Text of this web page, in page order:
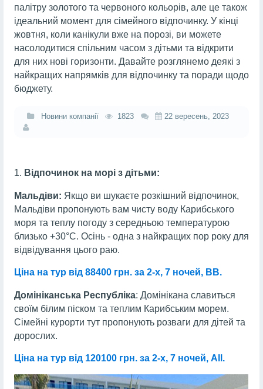
палітру золотого та червоного кольорів, але це також
ідеальний момент для сімейного відпочинку. У кінці
жовтня, коли канікули вже на порозі, ви можете
насолодитися спільним часом з дітьми та відкрити
для них нові горизонти. Давайте розглянемо деякі з
найкращих напрямків для відпочинку та поради щодо
бюджету.
Новини компанії 1823 22 вересень, 2023
Відпочинок на морі з дітьми:
Мальдіви: Якщо ви шукаєте розкішний відпочинок,
Мальдіви пропонують вам чисту воду Карибського
моря та теплу погоду з середньою температурою
близько +30°C. Осінь - одна з найкращих пор року для
відвідування цього раю.
Ціна на тур від 88400 грн. за 2-х, 7 ночей, ВВ.
Домініканська Республіка: Домінікана славиться
своїм білим піском та теплим Карибським морем.
Сімейні курорти тут пропонують розваги для дітей та
дорослих.
Ціна на тур від 120100 грн. за 2-х, 7 ночей, All.